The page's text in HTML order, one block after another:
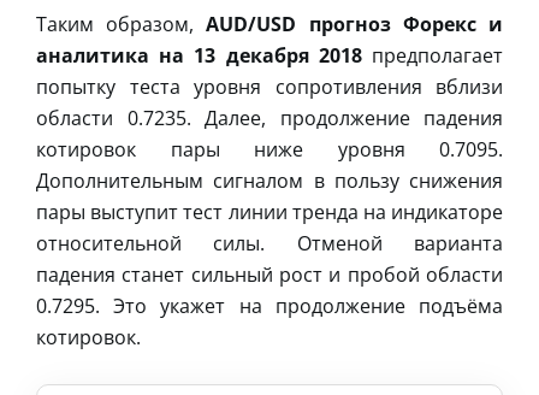
Таким образом,AUD/USD прогноз Форекс и
аналитика на 13 декабря 2018предполагает
попытку теста уровня сопротивления вблизи
области 0.7235. Далее, продолжение падения
котировок пары ниже уровня 0.7095.
Дополнительным сигналом в пользу снижения
пары выступит тест линии тренда на индикаторе
относительной силы. Отменой варианта
падения станет сильный рост и пробой области
0.7295. Это укажет на продолжение подъёма
котировок.